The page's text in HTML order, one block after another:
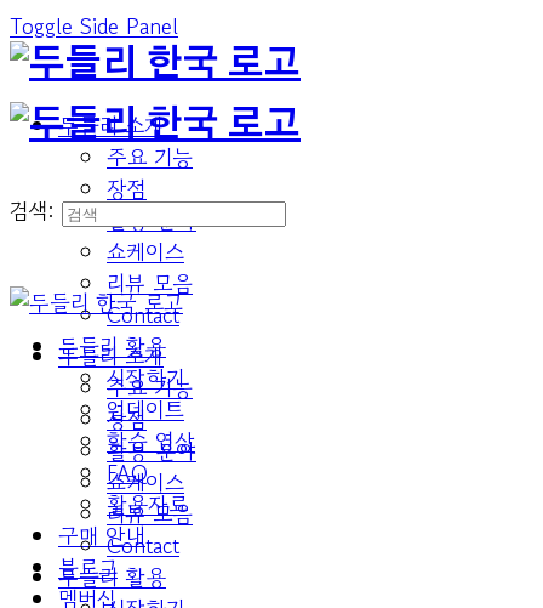
Toggle Side Panel
두들리 소개
주요 기능
장점
활용 분야
쇼케이스
리뷰 모음
Contact
두들리 활용
시작하기
업데이트
학습 영상
FAQ
활용자료
구매 안내
블로그
멤버십
검색:
두들리 소개
주요 기능
장점
활용 분야
쇼케이스
리뷰 모음
Contact
두들리 활용